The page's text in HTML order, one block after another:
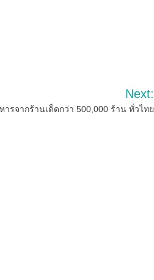
Next:
ารจากร้านเด็ดกว่า 500,000 ร้าน ทั่วไทย